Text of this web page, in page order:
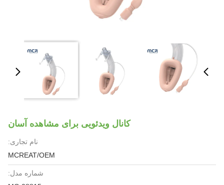
کانال ویدئویی برای مشاهده آسان
نام تجاری:
MCREAT/OEM
شماره مدل: